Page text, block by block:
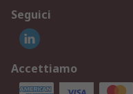
Seguici
Accettiamo